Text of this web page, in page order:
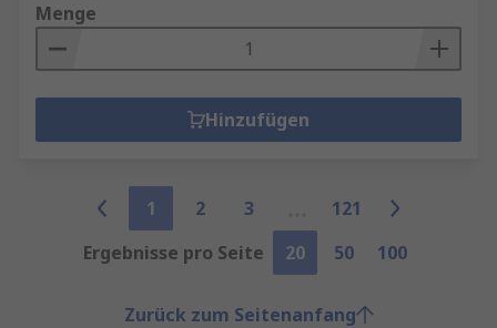
Menge
Hinzufügen
1 2 3
121
Ergebnisse pro Seite
20 50 100
Zurück zum Seitenanfang